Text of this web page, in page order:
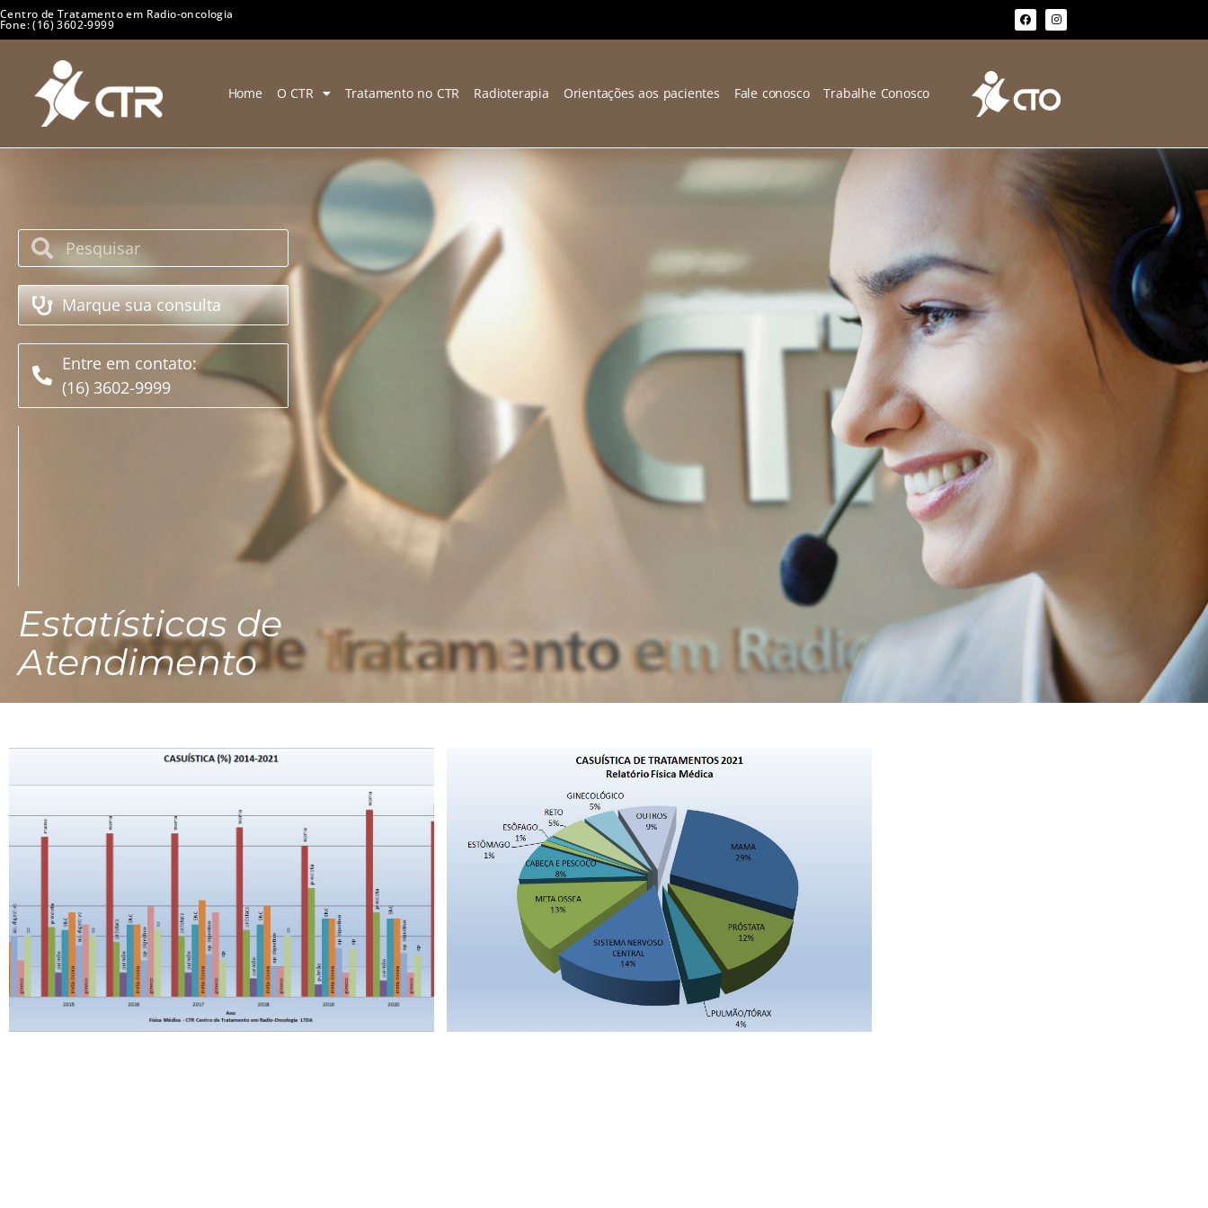
Centro de Tratamento em Radio-oncologia
Fone: (16) 3602-9999
Home O CTR Tratamento no CTR Radioterapia Orientações aos pacientes Fale conosco Trabalhe Conosco
Marque sua consulta
Entre em contato:
(16) 3602-9999
Estatísticas de
Atendimento